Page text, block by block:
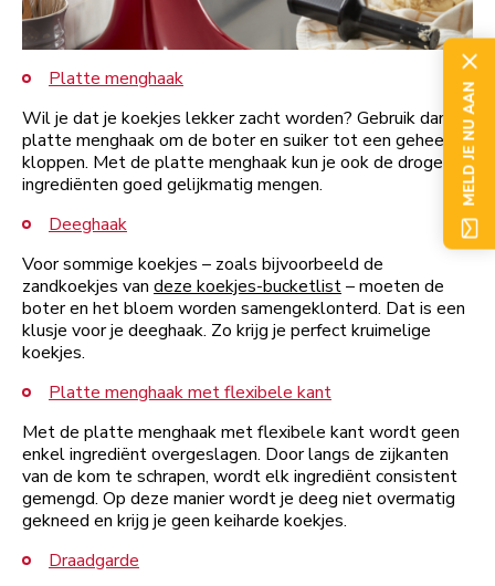
Platte menghaak
Wil je dat je koekjes lekker zacht worden? Gebruik dan de
platte menghaak om de boter en suiker tot een geheel te
kloppen. Met de platte menghaak kun je ook de droge
ingrediënten goed gelijkmatig mengen.
Deeghaak
Voor sommige koekjes – zoals bijvoorbeeld de
zandkoekjes van deze koekjes-bucketlist– moeten de
boter en het bloem worden samengeklonterd. Dat is een
klusje voor je deeghaak. Zo krijg je perfect kruimelige
koekjes.
Platte menghaak met flexibele kant
Met de platte menghaak met flexibele kant wordt geen
enkel ingrediënt overgeslagen. Door langs de zijkanten
van de kom te schrapen, wordt elk ingrediënt consistent
gemengd. Op deze manier wordt je deeg niet overmatig
gekneed en krijg je geen keiharde koekjes.
Draadgarde
MELD JE NU AAN